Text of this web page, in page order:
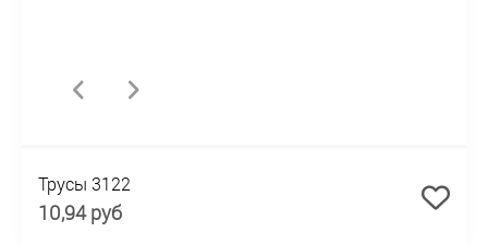
Трусы 3122
10,94 руб